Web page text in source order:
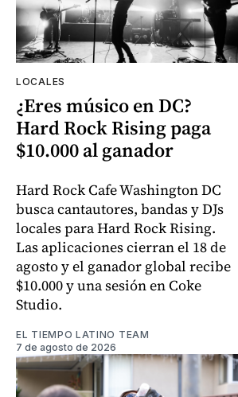
LOCALES
¿Eres músico en DC?
Hard Rock Rising paga
$10.000 al ganador
Hard Rock Cafe Washington DC
busca cantautores, bandas y DJs
locales para Hard Rock Rising.
Las aplicaciones cierran el 18 de
agosto y el ganador global recibe
$10.000 y una sesión en Coke
Studio.
EL TIEMPO LATINO TEAM
7 de agosto de 2026